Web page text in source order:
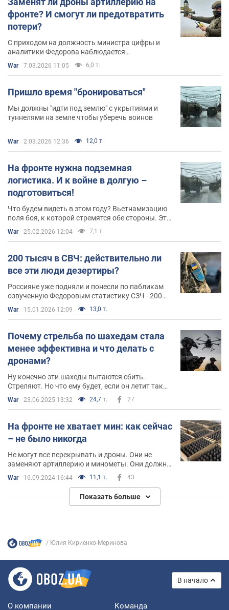
фронте? И смогут ли предотвратить
потери?
С приходом на должность министра цифры и
аналитики Федорова наблюдается
формирование общественного мнения, что
дронами можно выиграть войну
War 7.03.2026 11:05 6,0 т.
Пришло время "бронироваться"
Мы должны "идти под землю" с укрытиями и
туннелями на земле чтобы уберечь воинов
War 2.03.2026 12:36 12,0 т.
На фронте нужна подземная
логистика. И к войне в долгую –
подготовиться!
Что будем видеть в этом году? Вьетнамизацию
поля боя, к которой стремятся обе стороны. Это
напоминает классическую вьетнамскую войну,
где тоннели Cu Chi позволяли выживать под
War 25.02.2026 12:04 7,1 т.
200 тысяч в СВЧ: действительно ли
все эти люди дезертиры?
Россияне уже подняли и понесли по пабликам
озвученную Федоровым статистику СЗЧ - 200
тысяч. Количество заоблачное. Но кто эти люди
War 15.01.2026 12:09 13,0 т.
Почему стрельба по шахедам стала
менее эффективна и что делать с
дронами?
Ну конечно эти шахеды пытаются сбить.
Стреляют. Но что ему будет, если он летит так
War 23.06.2025 13:32 24,7 т. 27
На фронте не хватает мин: как сейчас
– не было никогда
Не могут все перекрывать и дроны. Они не
заменяют артиллерию и минометы. Они должны
War 16.09.2024 16:44 11,1 т. 43
Показать больше
Юлия Кириенко-Меринова
В начало
О компании Команда